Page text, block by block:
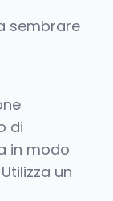
sembrare
di
in modo
un